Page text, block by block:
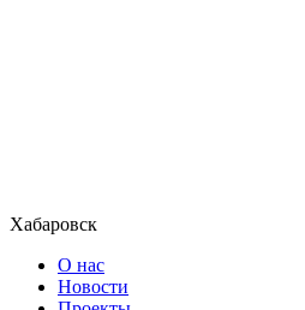
Хабаровск
О нас
Новости